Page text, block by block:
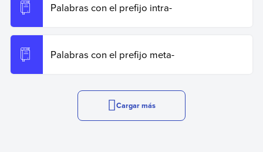
Palabras con el prefijo intra-
Palabras con el prefijo meta-
Cargar más